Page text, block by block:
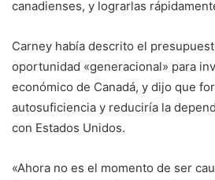
canadienses, y lograrlas
Carney había descrito el
oportunidad «generacional» para
económico de Canadá, y dijo que
autosuficiencia y reduciría la
con Estados Unidos.
«Ahora no es el momento de ser